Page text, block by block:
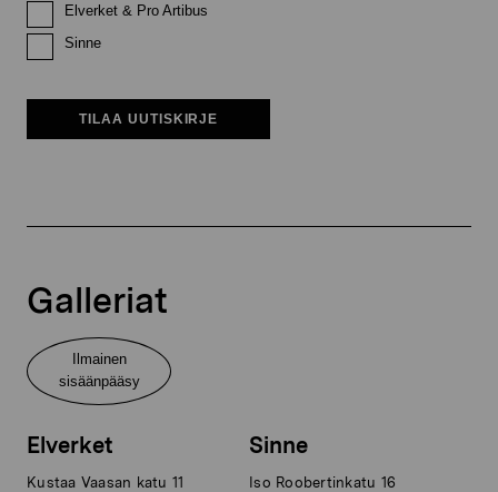
Elverket & Pro Artibus
Sinne
TILAA UUTISKIRJE
Galleriat
Ilmainen
sisäänpääsy
Elverket
Kustaa Vaasan katu 11
Sinne
Iso Roobertinkatu 16